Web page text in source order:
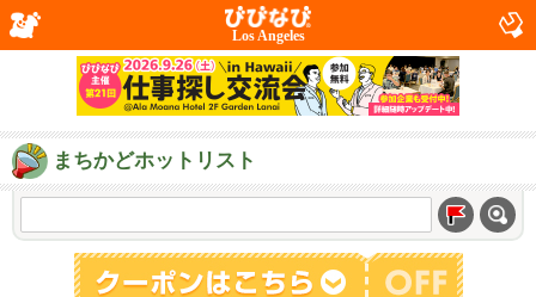
Los Angeles
まちかどホットリスト